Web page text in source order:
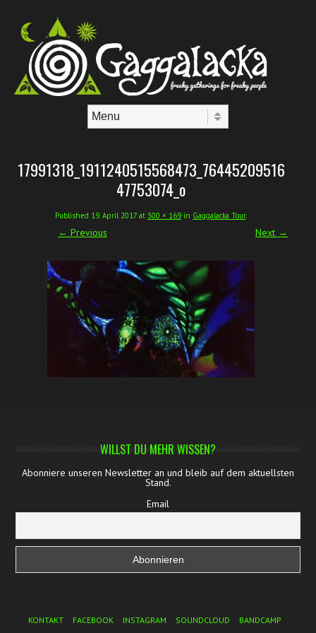
17991318_1911240515568473_76445209516
47753074_o
Published 19. April 2017 at 300 × 169 in Gaggalacka Tour.
← Previous Next →
WILLST DU MEHR WISSEN?
Abonniere unseren Newsletter an und bleib auf dem aktuellsten
Stand.
Email
Footer Menu
KONTAKT FACEBOOK INSTAGRAM SOUNDCLOUD BANDCAMP